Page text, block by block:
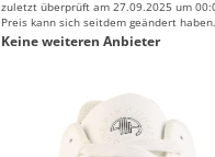
zuletzt überprüft am 27.09.2025 um
Preis kann sich seitdem geändert haben.
Keine weiteren Anbieter